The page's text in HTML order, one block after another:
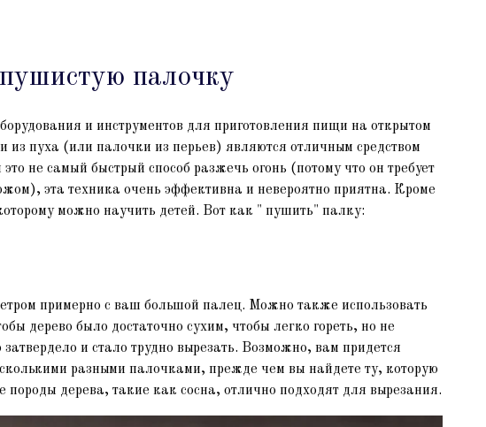
палочку
и инструментов для приготовления пищи на открытом
из пуха (или палочки из перьев) являются отличным средством
не самый быстрый способ разжечь огонь (потому что он требует
эта техника очень эффективна и невероятно приятна. Кроме
можно научить детей. Вот как " пушить" палку:
примерно с ваш большой палец. Можно также использовать
дерево было достаточно сухим, чтобы легко гореть, но не
и стало трудно вырезать. Возможно, вам придется
разными палочками, прежде чем вы найдете ту, которую
дерева, такие как сосна, отлично подходят для вырезания.